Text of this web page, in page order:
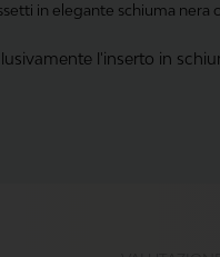
in elegante schiuma nera
l'inserto in